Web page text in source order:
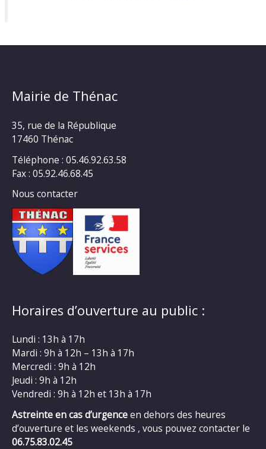
Mairie de Thénac
35, rue de la République
17460 Thénac
Téléphone : 05.46.92.63.58
Fax : 05.92.46.68.45
Nous contacter
Horaires d’ouverture au public :
Lundi : 13h à 17h
Mardi : 9h à 12h – 13h à 17h
Mercredi : 9h à 12h
Jeudi : 9h à 12h
Vendredi : 9h à 12h et 13h à 17h
Astreinte en cas d’urgenceen dehors des heures
d’ouverture et les weekends , vous pouvez contacter le
06.75.83.02.45